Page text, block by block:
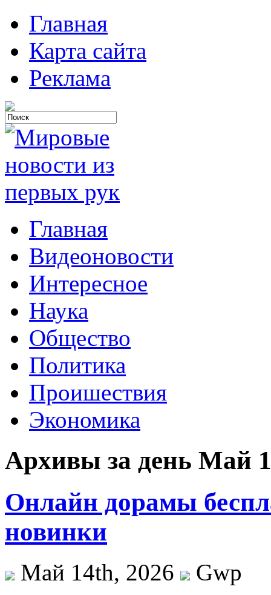
Главная
Карта сайта
Реклама
Главная
Видеоновости
Интересное
Наука
Общество
Политика
Проишествия
Экономика
Архивы за день Май
Онлайн дорамы
новинки
Май 14th, 2026
Gwp